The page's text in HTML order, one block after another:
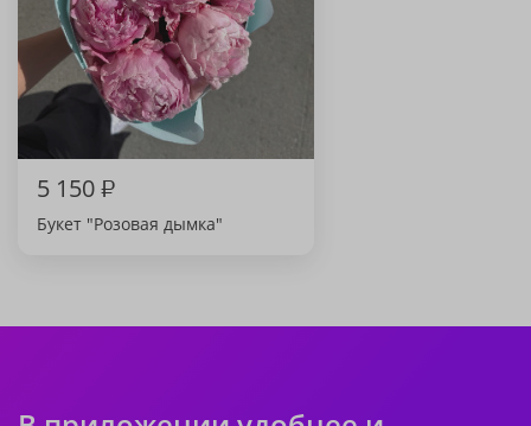
5 150₽
Букет "Розовая дымка"